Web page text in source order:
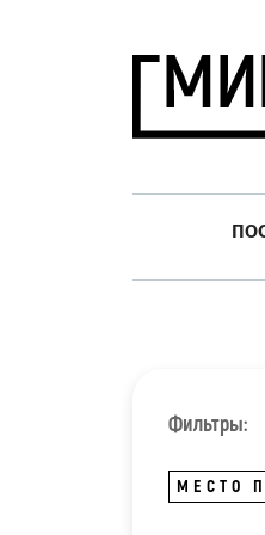
Фильтры:
МЕСТО